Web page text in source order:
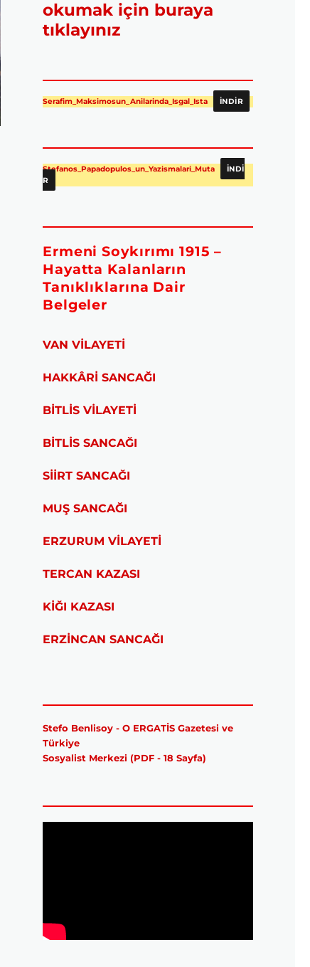
okumak için buraya
tıklayınız
Serafim_Maksimosun_Anilarinda_Isgal_Ista İNDIR
Stefanos_Papadopulos_un_Yazismalari_Muta
İNDI
R
Ermeni Soykırımı 1915 –
Hayatta Kalanların
Tanıklıklarına Dair
Belgeler
VAN VİLAYETİ
HAKKÂRİ SANCAĞI
BİTLİS VİLAYETİ
BİTLİS SANCAĞI
SİİRT SANCAĞI
MUŞ SANCAĞI
ERZURUM VİLAYETİ
TERCAN KAZASI
KİĞI KAZASI
ERZİNCAN SANCAĞI
Stefo Benlisoy - O ERGATİS Gazetesi ve
Türkiye
Sosyalist Merkezi (PDF - 18 Sayfa)